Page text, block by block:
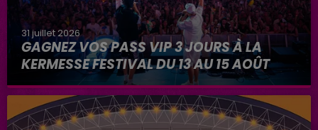
31 juillet 2026
GAGNEZ VOS PASS VIP 3 JOURS À LA
KERMESSE FESTIVAL DU 13 AU 15 AOÛT